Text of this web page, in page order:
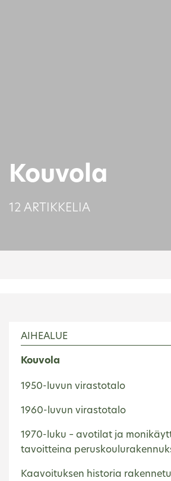
Kouvola
12 ARTIKKELIA
AIHEALUE
Kouvola
1950-luvun virastotalo
1960-luvun virastotalo
1970-luku – avotilat ja
tavoitteina
Kaavoituksen historia